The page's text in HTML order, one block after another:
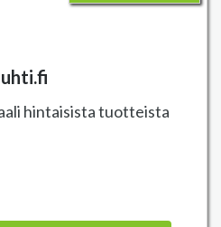
hintaisista tuotteista